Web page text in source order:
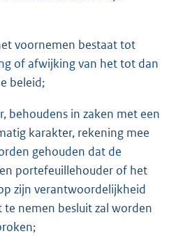
voornemen bestaat tot
of afwijking van het tot dan
beleid;
behoudens in zaken met een
karakter, rekening mee
gehouden dat de
portefeuillehouder of het
zijn verantwoordelijkheid
te nemen besluit zal worden